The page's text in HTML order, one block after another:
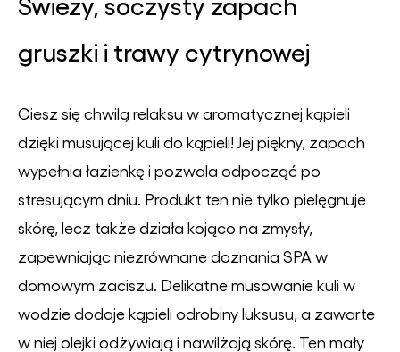
gruszki i trawy cytrynowej
Ciesz się chwilą relaksu w aromatycznej kąpieli
dzięki musującej kuli do kąpieli! Jej piękny, zapach
wypełnia łazienkę i pozwala odpocząć po
stresującym dniu. Produkt ten nie tylko pielęgnuje
skórę, lecz także działa kojąco na zmysły,
zapewniając niezrównane doznania SPA w
domowym zaciszu. Delikatne musowanie kuli w
wodzie dodaje kąpieli odrobiny luksusu, a zawarte
w niej olejki odżywiają i nawilżają skórę. Ten mały